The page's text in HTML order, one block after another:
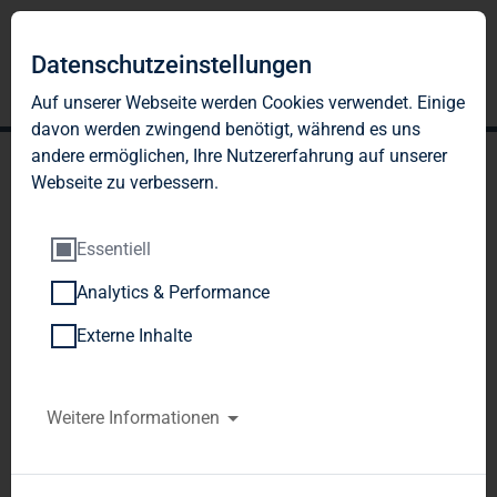
TAG Tegernsee
Immobilien- und
Beteiligungs-AG:
Vorläufiges ErgebnisVeröffentlichung einer
Datenschutzeinstellungen
Auf unserer Webseite werden Cookies verwendet. Einige
davon werden zwingend benötigt, während es uns
andere ermöglichen, Ihre Nutzererfahrung auf unserer
Webseite zu verbessern.
Essentiell
Analytics & Performance
Externe Inhalte
Weitere Informationen